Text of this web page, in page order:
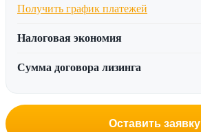
Получить график платежей
Налоговая экономия
Сумма договора лизинга
Оставить заявку